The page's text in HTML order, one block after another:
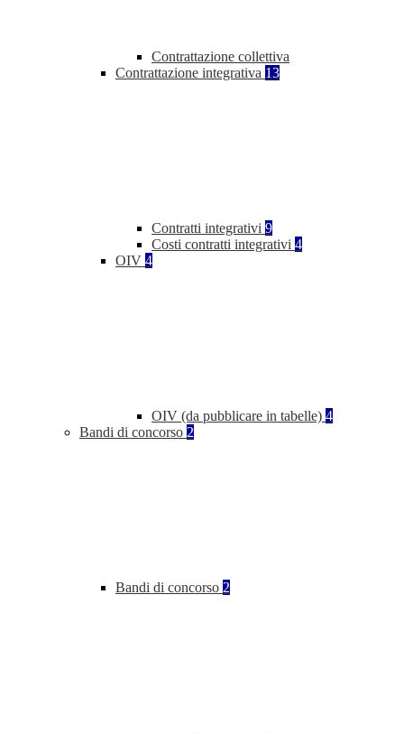
Contrattazione collettiva
Contrattazione integrativa 13
Contratti integrativi 9
Costi contratti integrativi 4
OIV 4
OIV (da pubblicare in tabelle) 4
Bandi di concorso 2
Bandi di concorso 2